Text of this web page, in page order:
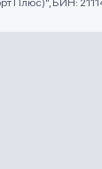
Плюс)", БИН: